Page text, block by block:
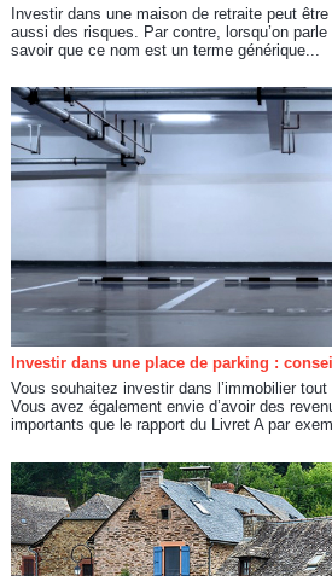
Investir dans une maison de retraite peut
aussi des risques. Par contre, lorsqu’on
savoir que ce nom est un terme générique...
Investir dans une place de parking :
Vous souhaitez investir dans l’immobilier
Vous avez également envie d’avoir des
importants que le rapport du Livret A par